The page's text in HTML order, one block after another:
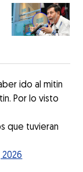
ido al mitin
Por lo visto
que tuvieran
2026